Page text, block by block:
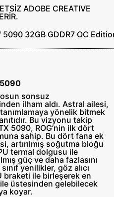
sonsuz
ilham aldı. Astral ailesi,
yönelik bitmek
Bu vizyonu takip
5090, ROG’nin ilk dört
sahip. Bu dört fana ek
artırılmış soğutma bloğu
termal dolgusu ile
güç ve daha fazlasını
yenilikler, göz alıcı
braketi ile birleşerek en
üstesinden gelebilecek
koyar.